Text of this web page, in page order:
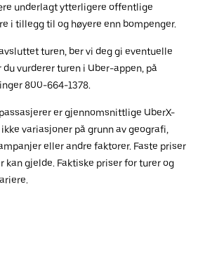
underlagt ytterligere offentlige
i tillegg til og høyere enn bompenger.
turen, ber vi deg gi eventuelle
vurderer turen i Uber-appen, på
800-664-1378.
er gjennomsnittlige UberX-
variasjoner på grunn av geografi,
eller andre faktorer. Faste priser
kan gjelde. Faktiske priser for turer og